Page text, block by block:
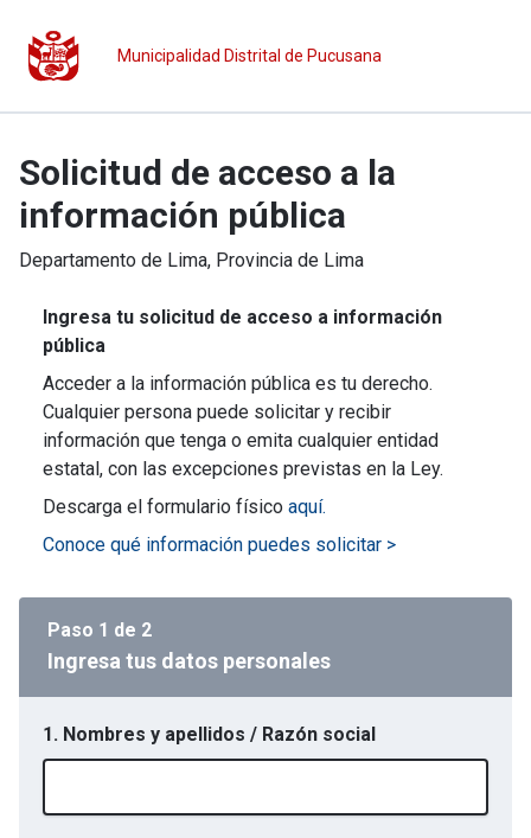
Municipalidad Distrital de Pucusana
Solicitud de acceso a la
información pública
Departamento de Lima, Provincia de Lima
Ingresa tu solicitud de acceso a información
pública
Acceder a la información pública es tu derecho.
Cualquier persona puede solicitar y recibir
información que tenga o emita cualquier entidad
estatal, con las excepciones previstas en la Ley.
Descarga el formulario físico aquí.
Conoce qué información puedes solicitar >
Paso 1 de 2
Ingresa tus datos personales
1. Nombres y apellidos / Razón social